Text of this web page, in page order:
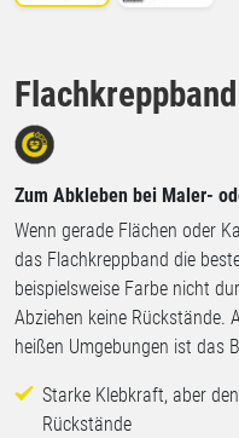
Flachkreppband
Zum Abkleben bei Maler-
Wenn gerade Flächen oder
das Flachkreppband die
beispielsweise Farbe nicht
Abziehen keine Rückstände.
heißen Umgebungen ist das
Starke Klebkraft, aber
Rückstände